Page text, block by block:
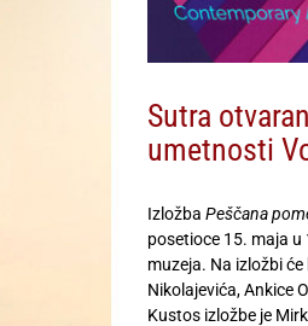
Sutra
umetnosti
Izložba Peščana
posetioce 15. maja
muzeja. Na izložbi
Nikolajevića, Ankice
Kustos izložbe je